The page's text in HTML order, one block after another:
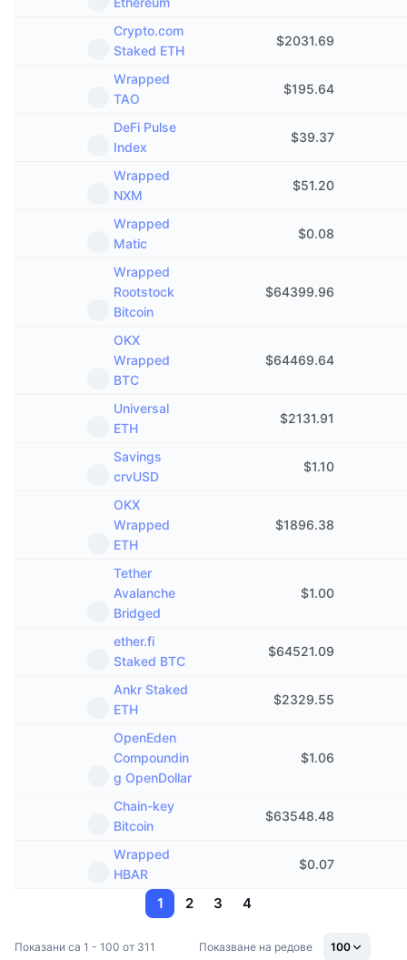
Crypto.com
Staked ETH
$2031.69
Wrapped
TAO
$195.64
DeFi Pulse
Index
$39.37
Wrapped
NXM
$51.20
Wrapped
Matic
$0.08
Wrapped
Rootstock
Bitcoin
$64399.96
OKX
Wrapped
BTC
$64469.64
Universal
ETH
$2131.91
Savings
crvUSD
$1.10
OKX
Wrapped
ETH
$1896.38
Tether
Avalanche
Bridged
$1.00
ether.fi
Staked BTC
$64521.09
Ankr Staked
ETH
$2329.55
OpenEden
Compoundin
g OpenDollar
$1.06
Chain-key
Bitcoin
$63548.48
Wrapped
HBAR
$0.07
1 2 3 4
Показани са 1 - 100 от 311 Показване на редове 100